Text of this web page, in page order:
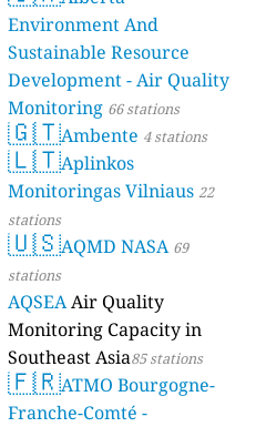
Environment And
Sustainable Resource
Development - Air Quality
Monitoring 66 stations
🇬🇹Ambente 4 stations
🇱🇹Aplinkos
Monitoringas Vilniaus 22
stations
🇺🇸AQMD NASA 69
stations
AQSEAAir Quality
Monitoring Capacity in
Southeast Asia85 stations
🇫🇷ATMO Bourgogne-
Franche-Comté -